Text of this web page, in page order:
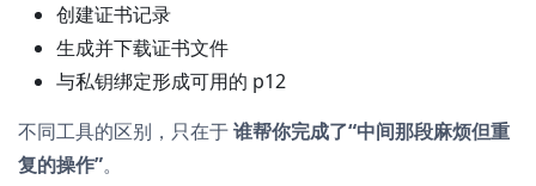
创建证书记录
生成并下载证书文件
与私钥绑定形成可用的 p12
不同工具的区别，只在于谁帮你完成了“中间那段麻烦但重
复的操作”。